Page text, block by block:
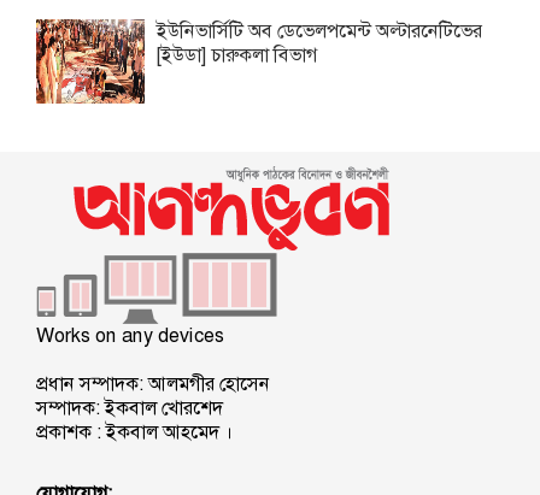
ইউনিভার্সিটি অব ডেভেলপমেন্ট অল্টারনেটিভের
[ইউডা] চারুকলা বিভাগ
Works on any devices
প্রধান সম্পাদক: আলমগীর হোসেন
সম্পাদক: ইকবাল খোরশেদ
প্রকাশক : ইকবাল আহমেদ ।